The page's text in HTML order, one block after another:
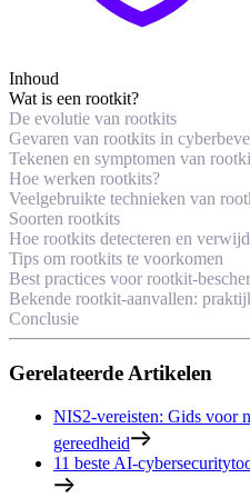
Inhoud
Wat is een rootkit?
De evolutie van rootkits
Gevaren van rootkits in
Tekenen en symptomen van
Hoe werken rootkits?
Veelgebruikte technieken van
Soorten rootkits
Hoe rootkits detecteren en
Tips om rootkits te voorkomen
Best practices voor rootkit-
Bekende rootkit-aanvallen:
Conclusie
Gerelateerde Artikelen
NIS2-vereisten: Gids voor
gereedheid
11 beste AI-